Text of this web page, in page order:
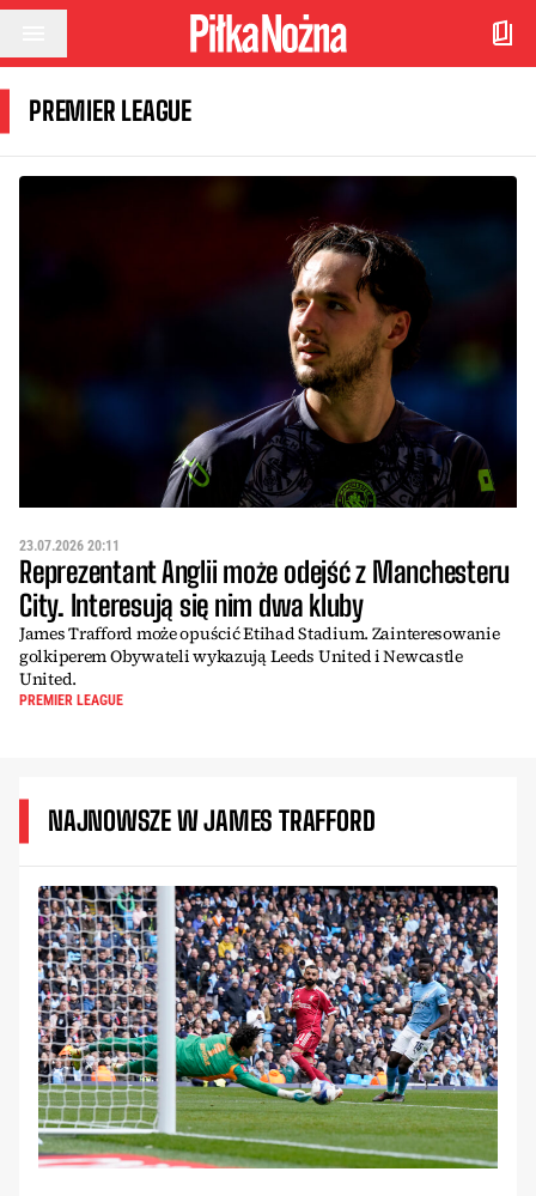
Przejdź do treści
PREMIER LEAGUE
23.07.2026 20:11
Reprezentant Anglii może odejść z Manchesteru
City. Interesują się nim dwa kluby
James Trafford może opuścić Etihad Stadium. Zainteresowanie
golkiperem Obywateli wykazują Leeds United i Newcastle
United.
PREMIER LEAGUE
NAJNOWSZE W JAMES TRAFFORD